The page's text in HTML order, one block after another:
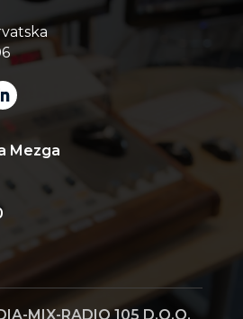
Mezga
MIX-RADIO 105 D.O.O.